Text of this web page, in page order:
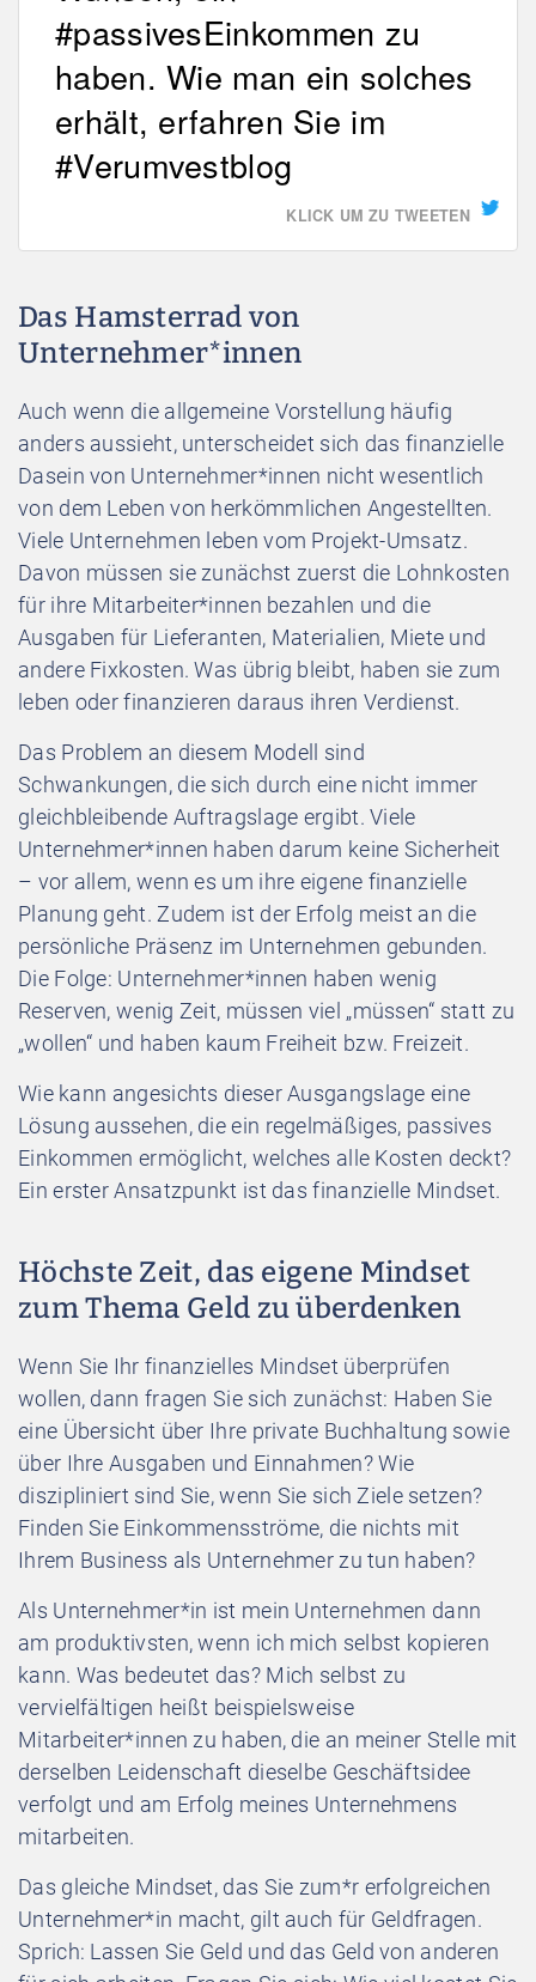
#passivesEinkommen zu
haben. Wie man ein solches
erhält, erfahren Sie im
#Verumvestblog
KLICK UM ZU TWEETEN
Das Hamsterrad von
Unternehmer*innen
Auch wenn die allgemeine Vorstellung häufig
anders aussieht, unterscheidet sich das finanzielle
Dasein von Unternehmer*innen nicht wesentlich
von dem Leben von herkömmlichen Angestellten.
Viele Unternehmen leben vom Projekt-Umsatz.
Davon müssen sie zunächst zuerst die Lohnkosten
für ihre Mitarbeiter*innen bezahlen und die
Ausgaben für Lieferanten, Materialien, Miete und
andere Fixkosten. Was übrig bleibt, haben sie zum
leben oder finanzieren daraus ihren Verdienst.
Das Problem an diesem Modell sind
Schwankungen, die sich durch eine nicht immer
gleichbleibende Auftragslage ergibt. Viele
Unternehmer*innen haben darum keine Sicherheit
– vor allem, wenn es um ihre eigene finanzielle
Planung geht. Zudem ist der Erfolg meist an die
persönliche Präsenz im Unternehmen gebunden.
Die Folge: Unternehmer*innen haben wenig
Reserven, wenig Zeit, müssen viel „müssen“ statt zu
„wollen“ und haben kaum Freiheit bzw. Freizeit.
Wie kann angesichts dieser Ausgangslage eine
Lösung aussehen, die ein regelmäßiges, passives
Einkommen ermöglicht, welches alle Kosten deckt?
Ein erster Ansatzpunkt ist das finanzielle Mindset.
Höchste Zeit, das eigene Mindset
zum Thema Geld zu überdenken
Wenn Sie Ihr finanzielles Mindset überprüfen
wollen, dann fragen Sie sich zunächst: Haben Sie
eine Übersicht über Ihre private Buchhaltung sowie
über Ihre Ausgaben und Einnahmen? Wie
diszipliniert sind Sie, wenn Sie sich Ziele setzen?
Finden Sie Einkommensströme, die nichts mit
Ihrem Business als Unternehmer zu tun haben?
Als Unternehmer*in ist mein Unternehmen dann
am produktivsten, wenn ich mich selbst kopieren
kann. Was bedeutet das? Mich selbst zu
vervielfältigen heißt beispielsweise
Mitarbeiter*innen zu haben, die an meiner Stelle mit
derselben Leidenschaft dieselbe Geschäftsidee
verfolgt und am Erfolg meines Unternehmens
mitarbeiten.
Das gleiche Mindset, das Sie zum*r erfolgreichen
Unternehmer*in macht, gilt auch für Geldfragen.
Sprich: Lassen Sie Geld und das Geld von anderen